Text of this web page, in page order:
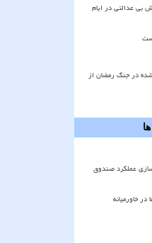
بی عدالتی در ایام
در جنگ رمضان از
عملکرد صندوق
خاورمیانه